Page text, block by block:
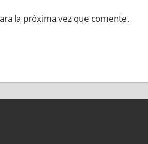
la próxima vez que comente.